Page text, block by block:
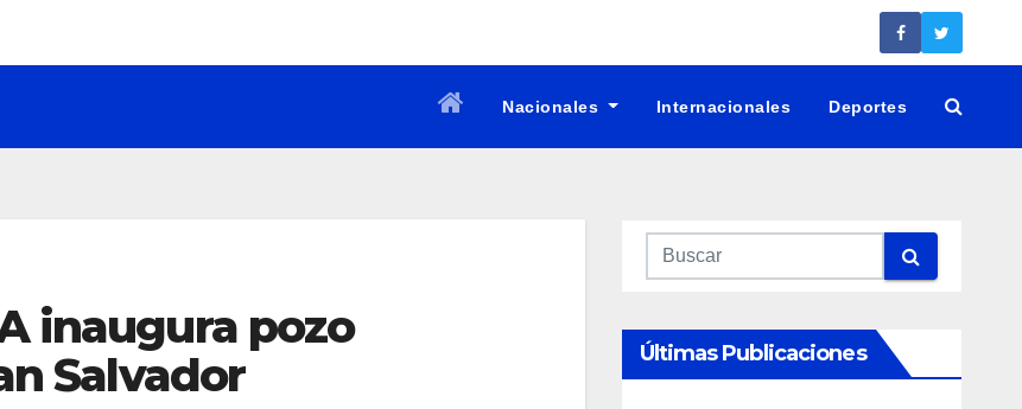
Nacionales Internacionales Deportes
inaugura pozo
Salvador
Últimas Publicaciones